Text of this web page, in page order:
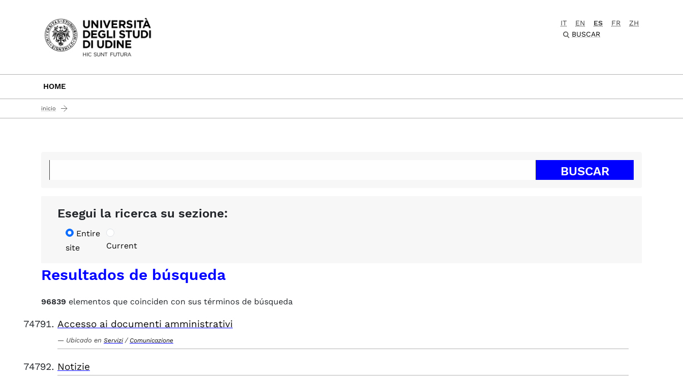
Passa al contenuto principale
IT EN ES FR
ZH
BUSCAR
HOME
inicio
Esegui la ricerca su sezione:
Entire
site
Current
Resultados de búsqueda
96839 elementos que coinciden con sus términos de búsqueda
Accesso ai documenti amministrativi
Ubicado en Servizi / Comunicazione
Notizie